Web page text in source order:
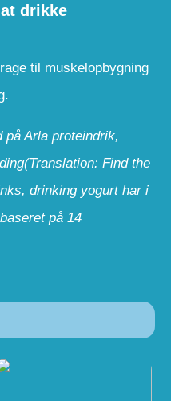
drikke
til muskelopbygning
på Arla proteindrik,
Find the
drinking yogurt har i
på 14